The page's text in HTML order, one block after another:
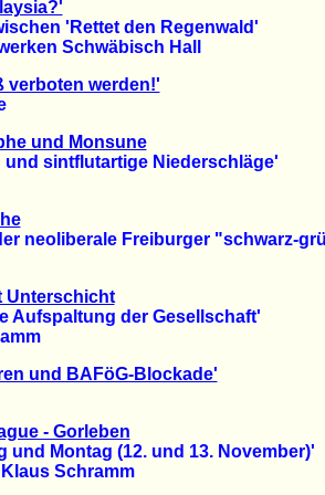
den Regenwald'
Hall
verboten werden!'
und Monsune
Niederschläge'
Freiburger "schwarz-
Unterschicht
der Gesellschaft'
und BAFöG-Blockade'
- Gorleben
(12. und 13. November)'
Schramm